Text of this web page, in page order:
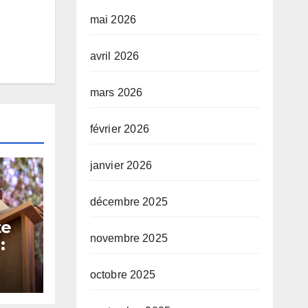
et
sa
mai 2026
avril 2026
mars 2026
février 2026
janvier 2026
décembre 2025
novembre 2025
octobre 2025